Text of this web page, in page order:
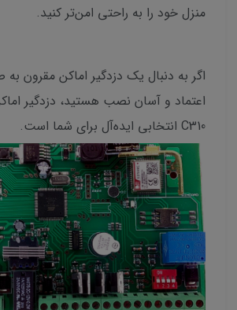
منزل خود را به راحتی امن‌تر کنید.
اگر به دنبال یک دزدگیر اماکن مقرون به
اعتماد و آسان نصب هستید، دزدگیر
C310 انتخابی ایده‌آل برای شما است.